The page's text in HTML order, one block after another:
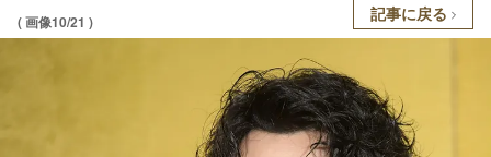
( 画像10/21 ) 記事に戻る